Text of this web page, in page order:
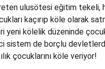
ulusötesi eğitim tekeli,
kaçırıp köle olarak
kölelik düzeninde
sistem de borçlu
çocuklarını köle veriyor!